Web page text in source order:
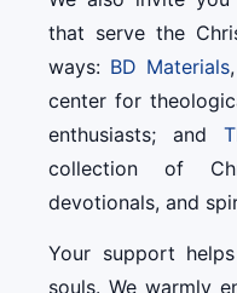
that serve the
ways: BD Materials
center for
enthusiasts; and
collection of
devotionals, and
Your support
souls. We warmly